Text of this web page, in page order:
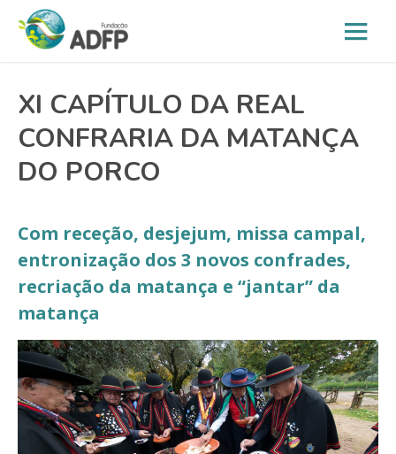
XI CAPÍTULO DA REAL
CONFRARIA DA MATANÇA
DO PORCO
Com receção, desjejum, missa campal,
entronização dos 3 novos confrades,
recriação da matança e “jantar” da
matança